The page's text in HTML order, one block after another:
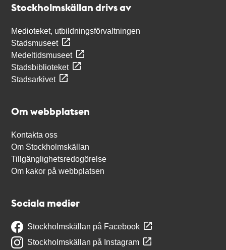
Stockholmskällan drivs av
Medioteket, utbildningsförvaltningen
Stadsmuseet
Medeltidsmuseet
Stadsbiblioteket
Stadsarkivet
Om webbplatsen
Kontakta oss
Om Stockholmskällan
Tillgänglighetsredogörelse
Om kakor på webbplatsen
Sociala medier
Stockholmskällan på Facebook
Stockholmskällan på Instagram